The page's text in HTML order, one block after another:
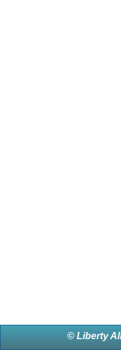
© Liberty